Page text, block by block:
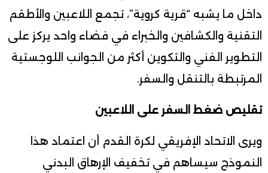
داخل ما يشبه “قرية كروية”، تجمع اللاعبين والأطقم
التقنية والكشافين والخبراء في فضاء واحد يركز على
التطوير الفني والتكوين أكثر من الجوانب اللوجستية
المرتبطة بالتنقل والسفر.
تقليص ضغط السفر على اللاعبين
ويرى الاتحاد الإفريقي لكرة القدم أن اعتماد هذا
النموذج سيساهم في تخفيف الإرهاق البدني